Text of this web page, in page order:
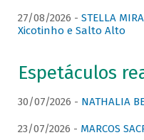
27/08/2026 - STELLA
Xicotinho e Salto Alto
Espetáculos
30/07/2026 - NATHALIA
23/07/2026 - MARCOS